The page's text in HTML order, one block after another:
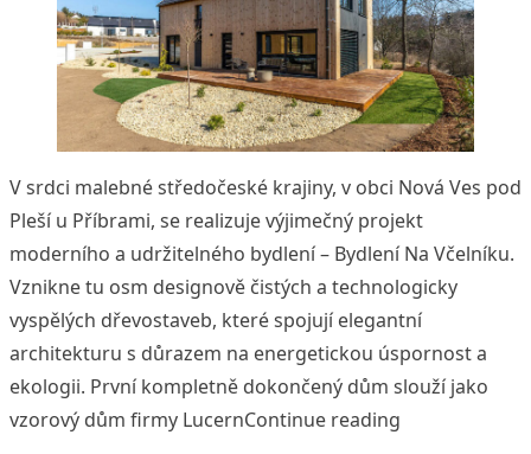
V srdci malebné středočeské krajiny, v obci Nová Ves pod
Pleší u Příbrami, se realizuje výjimečný projekt
moderního a udržitelného bydlení – Bydlení Na Včelníku.
Vznikne tu osm designově čistých a technologicky
vyspělých dřevostaveb, které spojují elegantní
architekturu s důrazem na energetickou úspornost a
ekologii. První kompletně dokončený dům slouží jako
vzorový dům firmy LucernContinue reading